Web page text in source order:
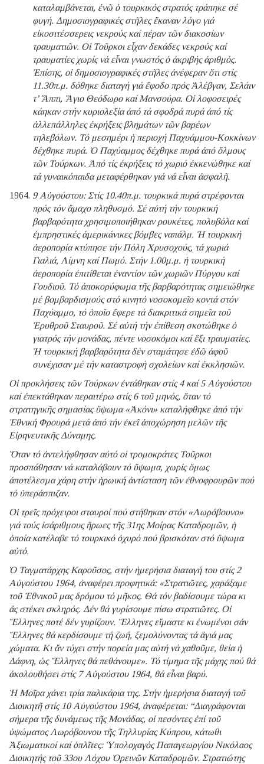
καταλαμβάνεται, ἐνῶ ὁ τουρκικός στρατός τράπηκε σέ
φυγή. Δημοσιογραφικές στῆλες ἔκαναν λόγο γιά
εἰκοσιτέσσερεις νεκρούς καί πέραν τῶν διακοσίων
τραυματιῶν. Οἱ Τοῦρκοι εἶχαν δεκάδες νεκρούς καί
τραυματίες χωρίς νά εἶναι γνωστός ὁ ἀκριβής ἀριθμός.
Ἐπίσης, οἱ δημοσιογραφικές στῆλες ἀνέφεραν ὅτι στίς
11.30π.μ. δόθηκε διαταγή γιά ἔφοδο πρός Ἀλέβγαν, Σελάιν
τ’ Ἄππι, Ἅγιο Θεόδωρο καί Μανσούρα. Οἱ λοφοσειρές
κάηκαν στήν κυριολεξία ἀπό τά σφοδρά πυρά ἀπό τίς
ἀλλεπάλληλες ἐκρήξεις βλημάτων τῶν βαρέων
τηλεβόλων. Τό μεσημέρι ἡ περιοχή Παχυάμμου-Κοκκίνων
δέχθηκε πυρά. Ὁ Παχύαμμος δέχθηκε πυρά ἀπό ὅλμους
τῶν Τούρκων. Ἀπό τίς ἐκρήξεις τό χωριό ἐκκενώθηκε καί
τά γυναικόπαιδα μεταφέρθηκαν γιά νά εἶναι ἀσφαλῆ.
9 Αὐγούστου: Στίς 10.40π.μ. τουρκικά πυρά στρέφονται
πρός τόν ἄμαχο πληθυσμό. Σέ αὐτή τήν τουρκική
βαρβαρότητα χρησιμοποιήθηκαν ρουκέτες, πολυβόλα καί
ἐμπρηστικές ἀμερικάνικες βόμβες ναπάλμ. Ἡ τουρκική
ἀεροπορία κτύπησε τήν Πόλη Χρυσοχούς, τά χωριά
Γιαλιά, Λίμνη καί Πωμό. Στήν 1.00μ.μ. ἡ τουρκική
ἀεροπορία ἐπιτίθεται ἐναντίον τῶν χωριῶν Πύργου καί
Γουδιοῦ. Τό ἀποκορύφωμα τῆς βαρβαρότητας σημειώθηκε
μέ βομβαρδισμούς στό κινητό νοσοκομεῖο κοντά στόν
Παχύαμμο, τό ὁποῖο ἔφερε τά διακριτικά σημεῖα τοῦ
Ἐρυθροῦ Σταυροῦ. Σέ αὐτή τήν ἐπίθεση σκοτώθηκε ὁ
γιατρός τήν μονάδας, πέντε νοσοκόμοι καί ἕξι τραυματίες.
Ἡ τουρκική βαρβαρότητα δέν σταμάτησε ἐδῶ ἀφοῦ
συνέχισαν μέ τήν καταστροφή σχολείων καί ἐκκλησιῶν.
Οἱ προκλήσεις τῶν Τούρκων ἐντάθηκαν στίς 4 καί 5 Αὐγούστου
καί ἐπεκτάθηκαν περαιτέρω στίς 6 τοῦ μηνός, ὅταν τό
στρατηγικῆς σημασίας ὕψωμα «Ἀκόνι» καταλήφθηκε ἀπό τήν
Ἐθνική Φρουρά μετά ἀπό τήν ἐκεῖ ἀποχώρηση μελῶν τῆς
Εἰρηνευτικῆς Δύναμης.
Ὅταν τό ἀντελήφθησαν αὐτό οἱ τρομοκράτες Τοῦρκοι
προσπάθησαν νά καταλάβουν τό ὕψωμα, χωρίς ὅμως
ἀποτέλεσμα χάρη στήν ἡρωική ἀντίσταση τῶν ἐθνοφρουρῶν πού
τό ὑπεράσπιζαν.
Οἱ τρεῖς πρόχειροι σταυροί πού στήθηκαν στόν «Λωρόβουνο»
γιά τούς ἰσάριθμους ἥρωες τῆς 31ης Μοίρας Καταδρομῶν, ἡ
ὁποία κατέλαβε τό τουρκικό ὀχυρό πού βρισκόταν στό ὕψωμα
αὐτό.
Ὁ Ταγματάρχης Καροῦσος, στήν ἡμερήσια διαταγή του στίς 2
Αὐγούστου 1964, ἀναφέρει προφητικά: «Στρατιῶτες, χαράξαμε
τοῦ Ἐθνικοῦ μας δρόμου τό μῆκος. Θά τόν βαδίσουμε τώρα κι
ἄς στέκει σκληρός. Δέν θά γυρίσουμε πίσω στρατιῶτες. Οἱ
Ἕλληνες ποτέ δέν γυρίζουν. Ἕλληνες εἴμαστε κι ἑνωμένοι σάν
Ἕλληνες θά κερδίσουμε τή ζωή, ξεμολύνοντας τά ἅγιά μας
χώματα. Κι ἄν τύχει στήν πορεία μας αὐτή νά χαθοῦμε, θεία ἡ
Δάφνη, ὡς Ἕλληνες θά πεθάνουμε». Τό τίμημα τῆς μάχης πού θά
ἀκολουθήσει στίς 7 Αὐγούστου 1964, θά εἶναι βαρύ.
Ἡ Μοῖρα χάνει τρία παλικάρια της. Στήν ἡμερήσια διαταγή τοῦ
Διοικητῆ στίς 10 Αὐγούστου 1964, ἀναφέρεται: “Διαγράφονται
σήμερα τῆς δυνάμεως τῆς Μονάδας, οἱ πεσόντες ἐπί τοῦ
ὑψώματος Λωρόβουνου τῆς Τηλλυρίας Κύπρου, κάτωθι
Ἀξιωματικοί καί ὁπλῖτες: Ὑπολοχαγός Παπαγεωργίου Νικόλαος
Διοικητής τοῦ 33ου Λόχου Ὀρεινῶν Καταδρομῶν. Στρατιώτης